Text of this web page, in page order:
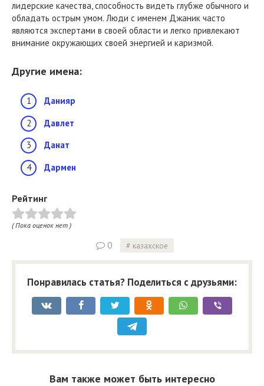
лидерские качества, способность видеть глубже обычного и
обладать острым умом. Люди с именем Джаник часто
являются экспертами в своей области и легко привлекают
внимание окружающих своей энергией и каризмой.
Другие имена:
Данияр
Давлет
Данат
Дармен
Рейтинг
( Пока оценок нет )
0 казахское
Понравилась статья? Поделиться с друзьями:
Вам также может быть интересно